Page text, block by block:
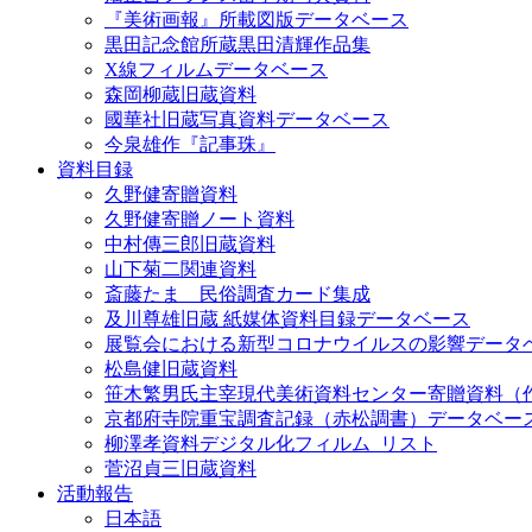
『美術画報』所載図版データベース
黒田記念館所蔵黒田清輝作品集
X線フィルムデータベース
森岡柳蔵旧蔵資料
國華社旧蔵写真資料データベース
今泉雄作『記事珠』
資料目録
久野健寄贈資料
久野健寄贈ノート資料
中村傳三郎旧蔵資料
山下菊二関連資料
斎藤たま 民俗調査カード集成
及川尊雄旧蔵 紙媒体資料目録データベース
展覧会における新型コロナウイルスの影響データ
松島健旧蔵資料
笹木繁男氏主宰現代美術資料センター寄贈資料（
京都府寺院重宝調査記録（赤松調書）データベー
柳澤孝資料デジタル化フィルム_リスト
菅沼貞三旧蔵資料
活動報告
日本語